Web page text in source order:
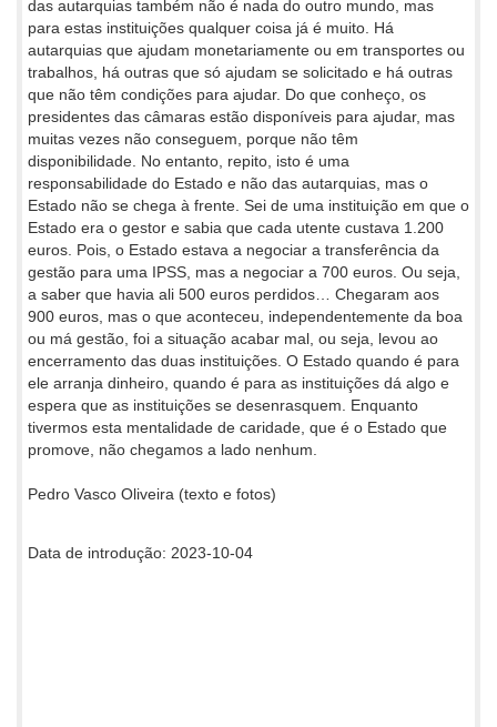
das autarquias também não é nada do outro mundo, mas
para estas instituições qualquer coisa já é muito. Há
autarquias que ajudam monetariamente ou em transportes ou
trabalhos, há outras que só ajudam se solicitado e há outras
que não têm condições para ajudar. Do que conheço, os
presidentes das câmaras estão disponíveis para ajudar, mas
muitas vezes não conseguem, porque não têm
disponibilidade. No entanto, repito, isto é uma
responsabilidade do Estado e não das autarquias, mas o
Estado não se chega à frente. Sei de uma instituição em que o
Estado era o gestor e sabia que cada utente custava 1.200
euros. Pois, o Estado estava a negociar a transferência da
gestão para uma IPSS, mas a negociar a 700 euros. Ou seja,
a saber que havia ali 500 euros perdidos… Chegaram aos
900 euros, mas o que aconteceu, independentemente da boa
ou má gestão, foi a situação acabar mal, ou seja, levou ao
encerramento das duas instituições. O Estado quando é para
ele arranja dinheiro, quando é para as instituições dá algo e
espera que as instituições se desenrasquem. Enquanto
tivermos esta mentalidade de caridade, que é o Estado que
promove, não chegamos a lado nenhum.
Pedro Vasco Oliveira (texto e fotos)
Data de introdução: 2023-10-04